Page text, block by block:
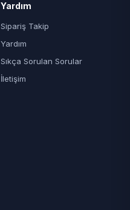
Yardım
Sipariş Takip
Yardım
Sıkça Sorulan Sorular
İletişim